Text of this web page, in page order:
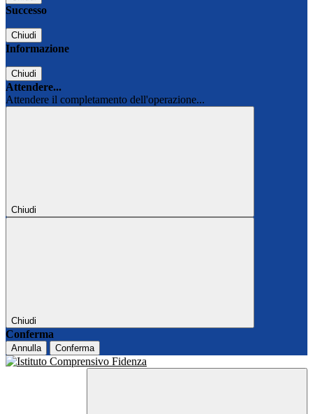
Successo
Chiudi
Informazione
Chiudi
Attendere...
Attendere il completamento dell'operazione...
Chiudi
Chiudi
Conferma
Annulla Conferma